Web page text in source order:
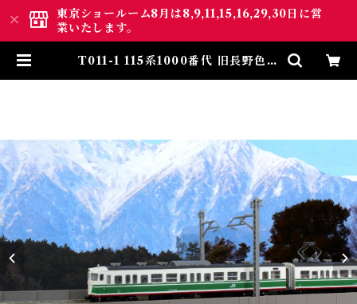
東京ショールーム8月は8,9,11,15,16,29,30日に営
業いたします。
T011-1 115系1000番代 旧長野色 3